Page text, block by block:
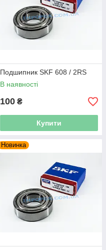
Подшипник SKF 608 / 2RS
В наявності
100 ₴
Купити
Новинка